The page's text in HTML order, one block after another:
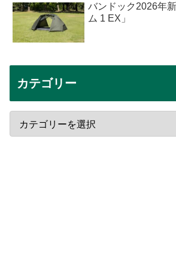
バンドック2026年
ム 1 EX」
カテゴリー